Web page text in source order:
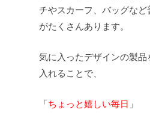
チやスカーフ、バッグな
がたくさんあります。
気に入ったデザインの製品
入れることで、
「ちょっと嬉しい毎日 」